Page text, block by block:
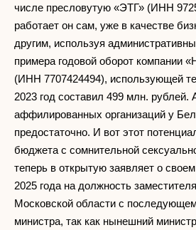
числе пресловутую «ЭТГ» (ИНН
работает он сам, уже в качестве
другим, используя
примера годовой оборот компании
(ИНН 7707424494), использующей
2023 год составил 499 млн. рублей.
аффилированных организаций у
предостаточно. И вот этот
бюджета с сомнительной
теперь в открытую заявляет о
2025 года на должность
Московской области с
министра, так как нынешний